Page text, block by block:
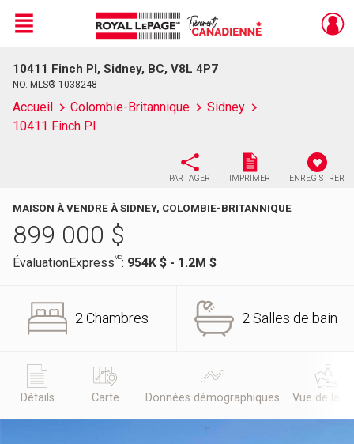
Live
En Direct
Menu
10411 Finch Pl, Sidney, BC, V8L 4P7
NO. MLS® 1038248
Accueil Colombie-Britannique
Sidney
10411 Finch Pl
PARTAGER IMPRIMER ENREGISTRER
MAISON À VENDRE À SIDNEY, COLOMBIE-BRITANNIQUE
899 000 $
ÉvaluationExpressMC: 954K $ - 1.2M $
2 Chambres 2 Salles de bain
Détails Carte Données démographiques Vue de la